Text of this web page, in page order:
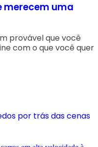
merecem uma
provável que você
com o que você quer
por trás das cenas